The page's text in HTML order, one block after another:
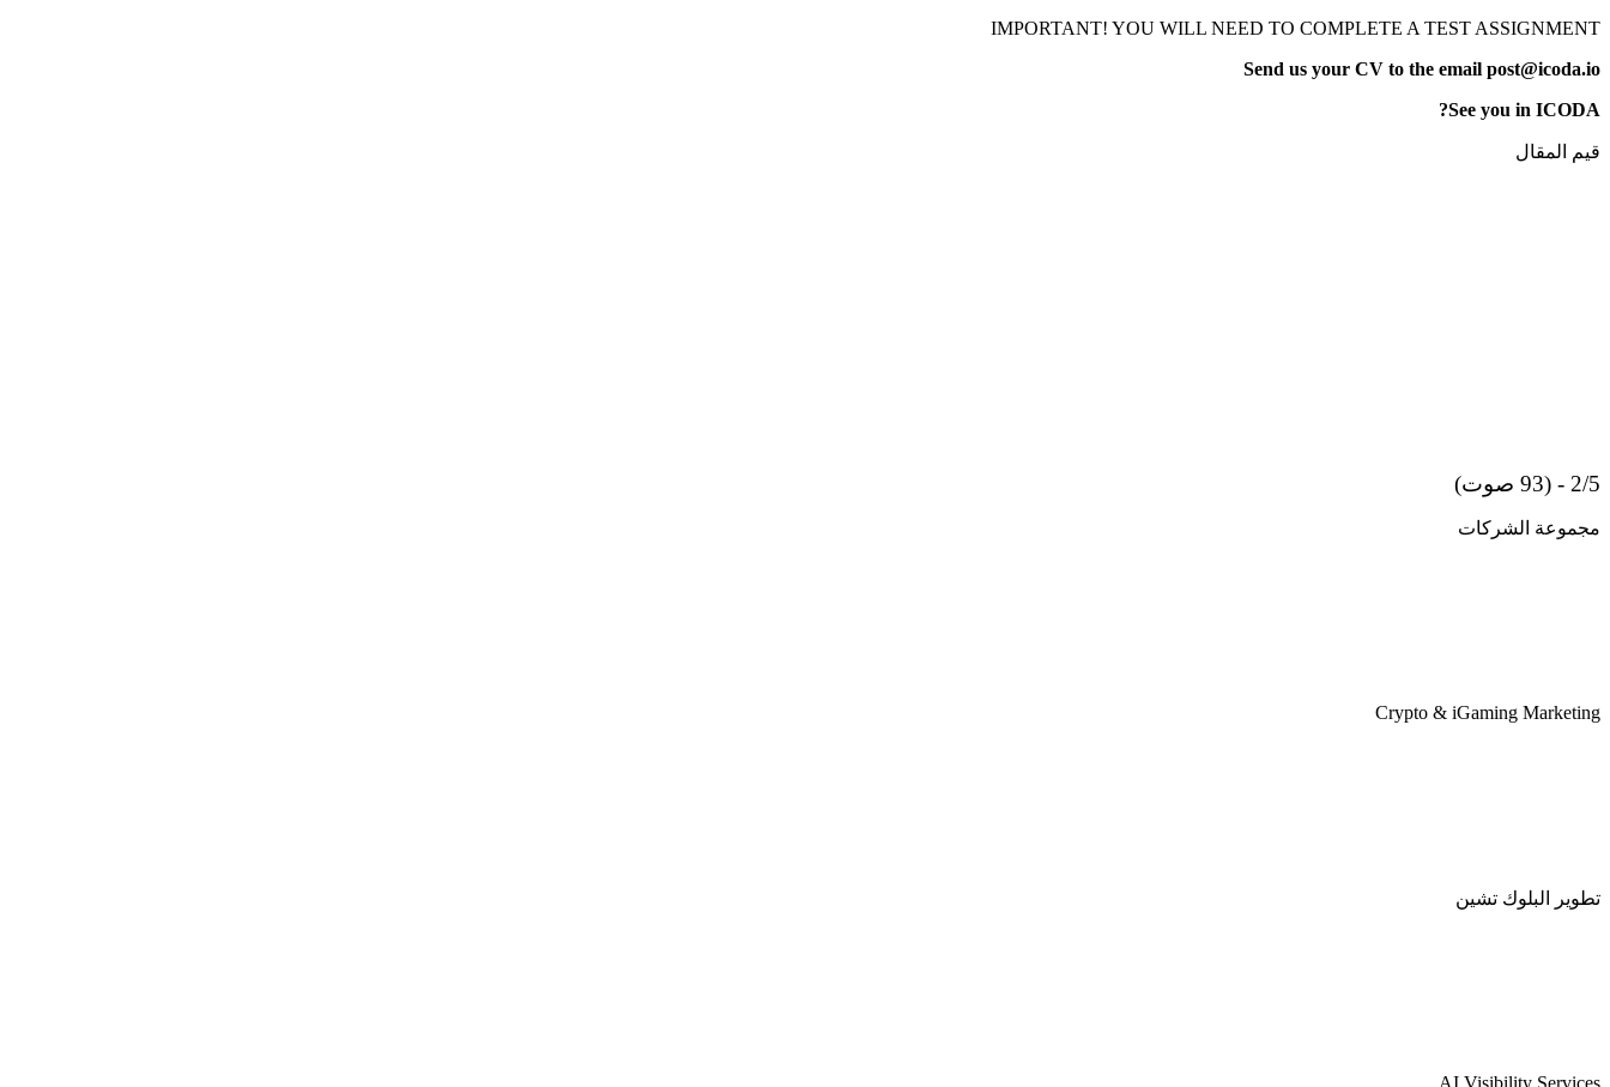
IMPORTANT! YOU WILL NEED TO COMPLETE A TEST ASSIGNMENT
Send us your CV to the email post@icoda.io
See you in ICODA?
قيم المقال
2/5 - (93 صوت)
مجموعة الشركات
Crypto & iGaming Marketing
تطوير البلوك تشين